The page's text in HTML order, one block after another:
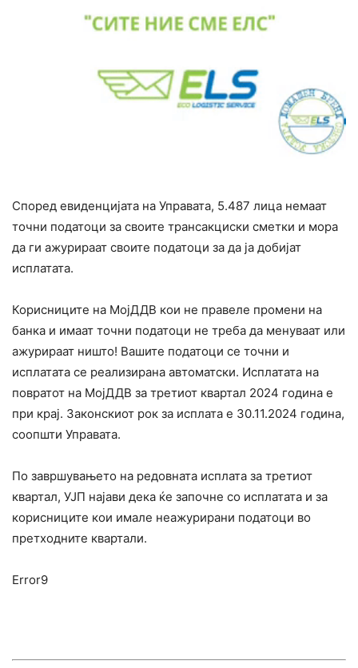
Според евиденцијата на Управата, 5.487 лица немаат
точни податоци за своите трансакциски сметки и мора
да ги ажурираат своите податоци за да ја добијат
исплатата.
Корисниците на МојДДВ кои не правеле промени на
банка и имаат точни податоци не треба да менуваат или
ажурираат ништо! Вашите податоци се точни и
исплатата се реализирана автоматски. Исплатата на
повратот на МојДДВ за третиот квартал 2024 година е
при крај. Законскиот рок за исплата е 30.11.2024 година,
соопшти Управата.
По завршувањето на редовната исплата за третиот
квартал, УЈП најави дека ќе започне со исплатата и за
корисниците кои имале неажурирани податоци во
претходните квартали.
Error9